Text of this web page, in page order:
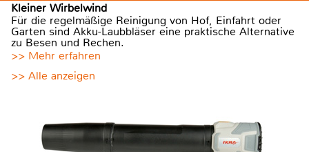
Kleiner Wirbelwind
Für die regelmäßige Reinigung von Hof, Einfahrt oder
Garten sind Akku-Laubbläser eine praktische Alternative
zu Besen und Rechen.
>> Mehr erfahren
>> Alle anzeigen